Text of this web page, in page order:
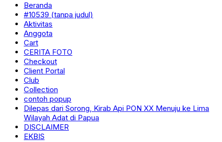
Beranda
#10539 (tanpa judul)
Aktivitas
Anggota
Cart
CERITA FOTO
Checkout
Client Portal
Club
Collection
contoh popup
Dilepas dari Sorong, Kirab Api PON XX Menuju ke Lima
Wilayah Adat di Papua
DISCLAIMER
EKBIS